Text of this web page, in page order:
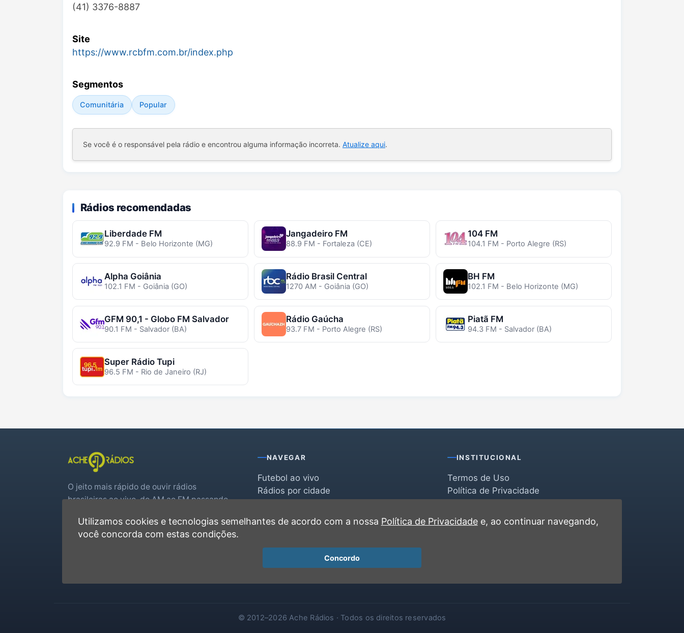
(41) 3376-8887
Site
https://www.rcbfm.com.br/index.php
Segmentos
Comunitária Popular
Se você é o responsável pela rádio e encontrou alguma informação incorreta. Atualize aqui.
Rádios recomendadas
Liberdade FM
92.9 FM - Belo Horizonte (MG)
Jangadeiro FM
88.9 FM - Fortaleza (CE)
104 FM
104.1 FM - Porto Alegre (RS)
Alpha Goiânia
102.1 FM - Goiânia (GO)
Rádio Brasil Central
1270 AM - Goiânia (GO)
BH FM
102.1 FM - Belo Horizonte (MG)
GFM 90,1 - Globo FM Salvador
90.1 FM - Salvador (BA)
Rádio Gaúcha
93.7 FM - Porto Alegre (RS)
Piatã FM
94.3 FM - Salvador (BA)
Super Rádio Tupi
96.5 FM - Rio de Janeiro (RJ)
O jeito mais rápido de ouvir rádios
brasileiras ao vivo, do AM ao FM passando
real.
NAVEGAR
Futebol ao vivo
Rádios por cidade
Favoritas
INSTITUCIONAL
Termos de Uso
Política de Privacidade
Contato
© 2012–2026 Ache Rádios · Todos os direitos reservados
Utilizamos cookies e tecnologias semelhantes de acordo com a nossa Política de Privacidadee, ao continuar navegando,
você concorda com estas condições.
Concordo